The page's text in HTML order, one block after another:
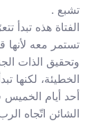
تشبع .
الفتاة هذه تبدأ
تستمر معه لأنها
وتحقيق الذات
الخطيئة، لكنها
أحد أيام الخميس
الشائن اتّجاه